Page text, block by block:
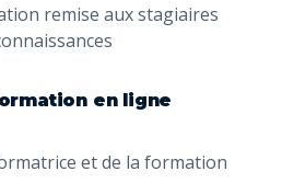
remise aux stagiaires
en ligne
et de la formation